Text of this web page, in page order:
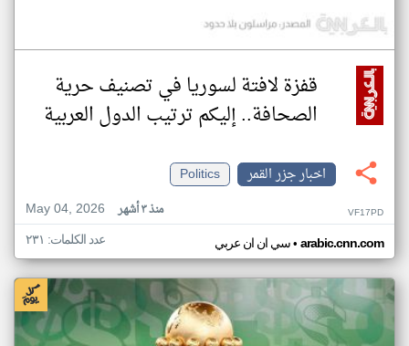
قفزة لافتة لسوريا في تصنيف حرية
الصحافة.. إليكم ترتيب الدول العربية
اخبار جزر القمر
Politics
May 04, 2026
منذ ٣ أشهر VF17PD
سي ان ان عربي• arabic.cnn.com عدد الكلمات: ٢٣١